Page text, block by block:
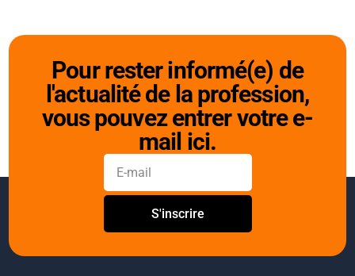
Pour rester informé(e) de
l'actualité de la profession,
vous pouvez entrer votre e-
mail ici.
S'inscrire